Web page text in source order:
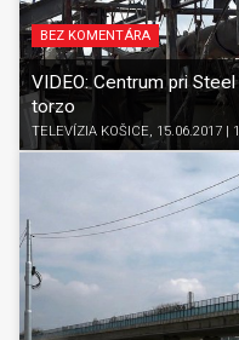
BEZ KOMENTÁRA
VIDEO: Centrum pri
torzo
TELEVÍZIA KOŠICE, 15.06.2017 |